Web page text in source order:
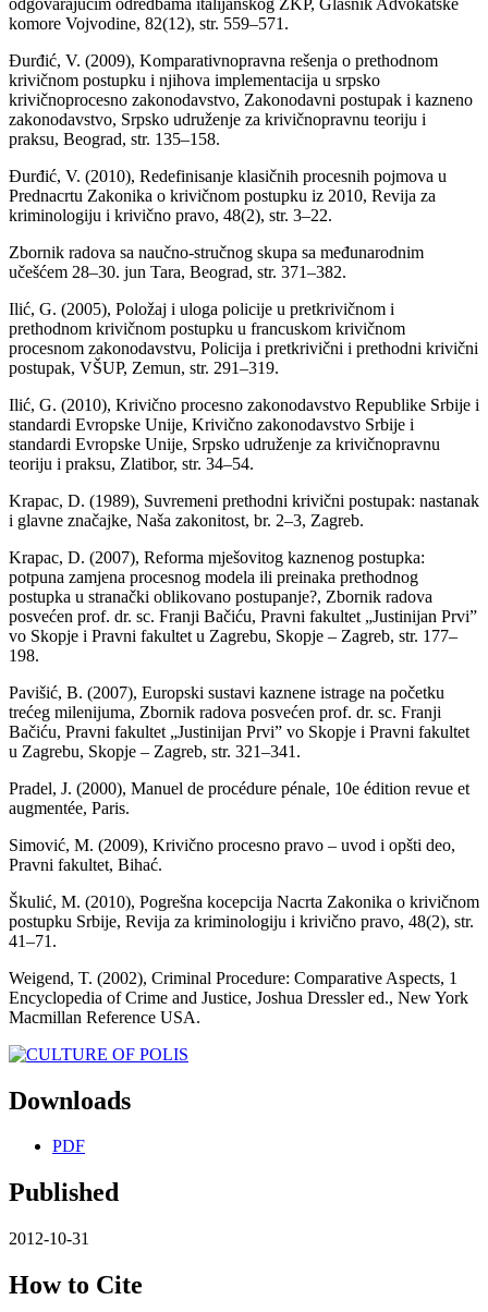
komore Vojvodine, 82(12), str. 559–571.
Đurđić, V. (2009), Komparativnopravna rešenja o prethodnom
krivičnom postupku i njihova implementacija u srpsko
krivičnoprocesno zakonodavstvo, Zakonodavni postupak i kazneno
zakonodavstvo, Srpsko udruženje za krivičnopravnu teoriju i
praksu, Beograd, str. 135–158.
Đurđić, V. (2010), Redefinisanje klasičnih procesnih pojmova u
Prednacrtu Zakonika o krivičnom postupku iz 2010, Revija za
kriminologiju i krivično pravo, 48(2), str. 3–22.
Zbornik radova sa naučno-stručnog skupa sa međunarodnim
učešćem 28–30. jun Tara, Beograd, str. 371–382.
Ilić, G. (2005), Položaj i uloga policije u pretkrivičnom i
prethodnom krivičnom postupku u francuskom krivičnom
procesnom zakonodavstvu, Policija i pretkrivični i prethodni krivični
postupak, VŠUP, Zemun, str. 291–319.
Ilić, G. (2010), Krivično procesno zakonodavstvo Republike Srbije i
standardi Evropske Unije, Krivično zakonodavstvo Srbije i
standardi Evropske Unije, Srpsko udruženje za krivičnopravnu
teoriju i praksu, Zlatibor, str. 34–54.
Krapac, D. (1989), Suvremeni prethodni krivični postupak: nastanak
i glavne značajke, Naša zakonitost, br. 2–3, Zagreb.
Krapac, D. (2007), Reforma mješovitog kaznenog postupka:
potpuna zamjena procesnog modela ili preinaka prethodnog
postupka u stranački oblikovano postupanje?, Zbornik radova
posvećen prof. dr. sc. Franji Bačiću, Pravni fakultet „Justinijan Prvi”
vo Skopje i Pravni fakultet u Zagrebu, Skopje – Zagreb, str. 177–
198.
Pavišić, B. (2007), Europski sustavi kaznene istrage na početku
trećeg milenijuma, Zbornik radova posvećen prof. dr. sc. Franji
Bačiću, Pravni fakultet „Justinijan Prvi” vo Skopje i Pravni fakultet
u Zagrebu, Skopje – Zagreb, str. 321–341.
Pradel, J. (2000), Manuel de procédure pénale, 10e édition revue et
augmentée, Paris.
Simović, M. (2009), Krivično procesno pravo – uvod i opšti deo,
Pravni fakultet, Bihać.
Škulić, M. (2010), Pogrešna kocepcija Nacrta Zakonika o krivičnom
postupku Srbije, Revija za kriminologiju i krivično pravo, 48(2), str.
41–71.
Weigend, T. (2002), Criminal Procedure: Comparative Aspects, 1
Encyclopedia of Crime and Justice, Joshua Dressler ed., New York
Macmillan Reference USA.
Downloads
PDF
Published
2012-10-31
How to Cite